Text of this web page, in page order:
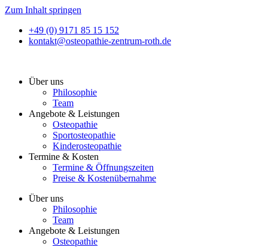
Zum Inhalt springen
+49 (0) 9171 85 15 152
kontakt@osteopathie-zentrum-roth.de
Über uns
Philosophie
Team
Angebote & Leistungen
Osteopathie
Sportosteopathie
Kinderosteopathie
Termine & Kosten
Termine & Öffnungszeiten
Preise & Kostenübernahme
Über uns
Philosophie
Team
Angebote & Leistungen
Osteopathie